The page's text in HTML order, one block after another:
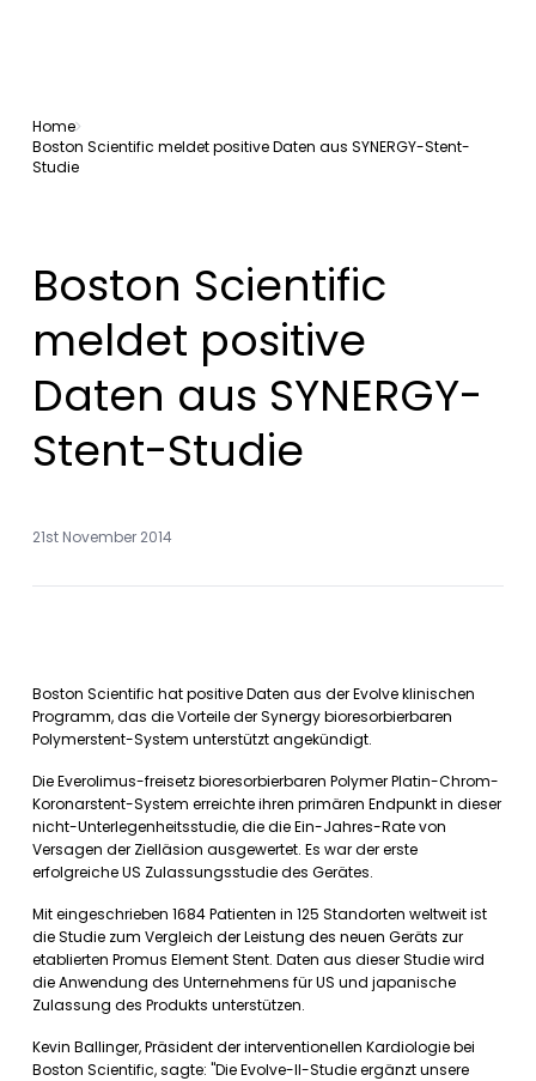
Home
Boston Scientific meldet positive Daten aus SYNERGY-Stent-
Studie
Boston Scientific
meldet positive
Daten aus SYNERGY-
Stent-Studie
21st November 2014
Boston Scientific hat positive Daten aus der Evolve klinischen
Programm, das die Vorteile der Synergy bioresorbierbaren
Polymerstent-System unterstützt angekündigt.
Die Everolimus-freisetz bioresorbierbaren Polymer Platin-Chrom-
Koronarstent-System erreichte ihren primären Endpunkt in dieser
nicht-Unterlegenheitsstudie, die die Ein-Jahres-Rate von
Versagen der Zielläsion ausgewertet. Es war der erste
erfolgreiche US Zulassungsstudie des Gerätes.
Mit eingeschrieben 1684 Patienten in 125 Standorten weltweit ist
die Studie zum Vergleich der Leistung des neuen Geräts zur
etablierten Promus Element Stent. Daten aus dieser Studie wird
die Anwendung des Unternehmens für US und japanische
Zulassung des Produkts unterstützen.
Kevin Ballinger, Präsident der interventionellen Kardiologie bei
Boston Scientific, sagte: "Die Evolve-II-Studie ergänzt unsere